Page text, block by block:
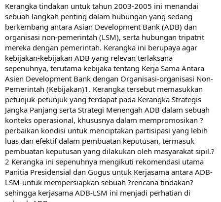
Kerangka tindakan untuk tahun 2003-2005 ini menandai
sebuah langkah penting dalam hubungan yang sedang
berkembang antara Asian Development Bank (ADB) dan
organisasi non-pemerintah (LSM), serta hubungan tripatrit
mereka dengan pemerintah. Kerangka ini berupaya agar
kebijakan-kebijakan ADB yang relevan terlaksana
sepenuhnya, terutama kebijaka tentang Kerja Sama Antara
Asien Development Bank dengan Organisasi-organisasi Non-
Pemerintah (Kebijakan)1. Kerangka tersebut memasukkan
petunjuk-petunjuk yang terdapat pada Kerangka Strategis
Jangka Panjang serta Strategi Menengah ADB dalam sebuah
konteks operasional, khususnya dalam mempromosikan ?
perbaikan kondisi untuk menciptakan partisipasi yang lebih
luas dan efektif dalam pembuatan keputusan, termasuk
pembuatan keputusan yang dilakukan oleh masyarakat sipil.?
2 Kerangka ini sepenuhnya mengikuti rekomendasi utama
Panitia Presidensial dan Gugus untuk Kerjasama antara ADB-
LSM-untuk mempersiapkan sebuah ?rencana tindakan?
sehingga kerjasama ADB-LSM ini menjadi perhatian di